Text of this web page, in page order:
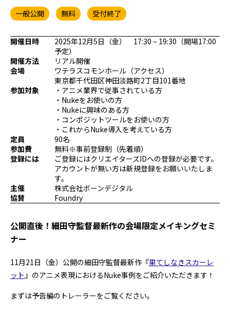
ゲーム/CG
アート/イラスト
プログラミング/ウェブ
ファッション/デザイン/他
検定
その他
x facebook
一般公開 無料 受付終了
開催日時
2025年12月5日（金） 17:30 – 19:30（開場17:00
予定）
開催方法
リアル開催
会場
ワテラスコモンホール（アクセス）
東京都千代田区神田淡路町2丁目101番地
参加対象
・アニメ業界で従事されている方
・Nukeをお使いの方
・Nukeに興味のある方
・コンポジットツールをお使いの方
・これからNuke導入を考えている方
定員
90名
参加費
無料※事前登録制（先着順）
登録には
ご登録にはクリエイターズIDへの登録が必要です。
アカウントが無い方は新規登録をお願いいたしま
す。
主催
株式会社ボーンデジタル
協賛
Foundry
公開直後！細田守監督最新作の会場限定メイキングセミ
ナー
11月21日（金）公開の細田守監督最新作『果てしなきスカーレ
ット』のアニメ表現におけるNuke事例をご紹介いただきます！
まずは予告編のトレーラーをご覧ください。